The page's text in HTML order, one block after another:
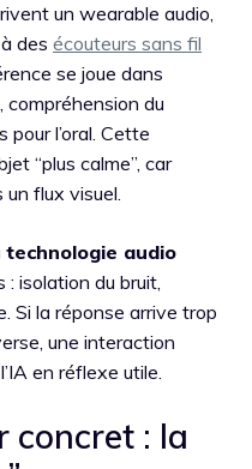
un wearable audio,
des écouteurs sans fil
se joue dans
compréhension du
l’oral. Cette
“plus calme”, car
un flux visuel.
technologie audio
isolation du bruit,
Si la réponse arrive trop
une interaction
en réflexe utile.
concret : la